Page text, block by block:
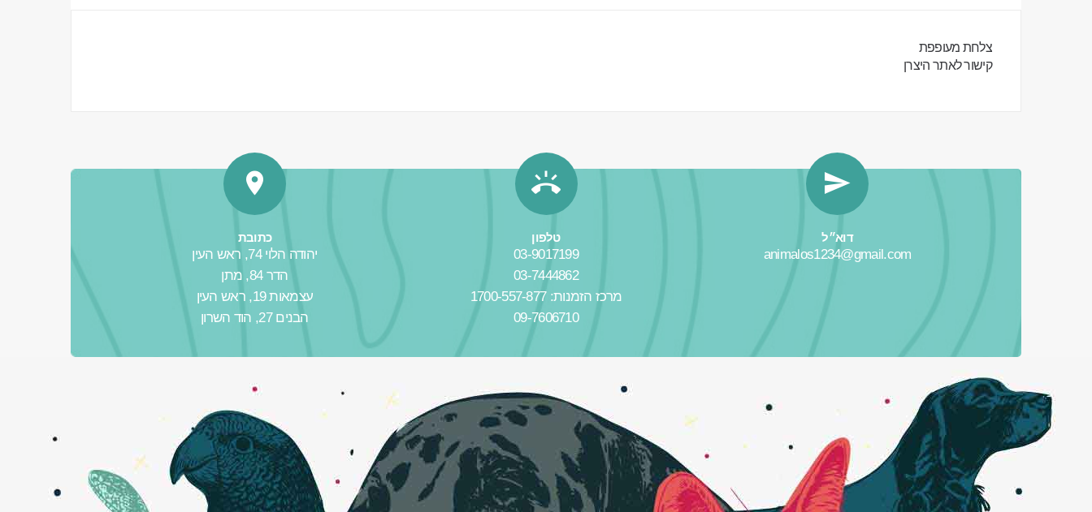
צלחת מעופפת
קישור לאתר היצרן
דוא״ל
animalos1234@gmail.com
טלפון
03-9017199
03-7444862
מרכז הזמנות: 1700-557-877
09-7606710
כתובת
יהודה הלוי 74, ראש העין
הדר 84, מתן
עצמאות 19, ראש העין
הבנים 27, הוד השרון